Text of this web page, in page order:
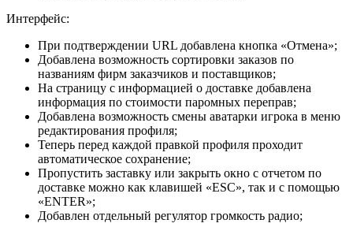
Интерфейс:
При подтверждении URL добавлена кнопка «Отмена»;
Добавлена возможность сортировки заказов по
названиям фирм заказчиков и поставщиков;
На страницу с информацией о доставке добавлена
информация по стоимости паромных переправ;
Добавлена возможность смены аватарки игрока в меню
редактирования профиля;
Теперь перед каждой правкой профиля проходит
автоматическое сохранение;
Пропустить заставку или закрыть окно с отчетом по
доставке можно как клавишей «ESC», так и с помощью
«ENTER»;
Добавлен отдельный регулятор громкость радио;